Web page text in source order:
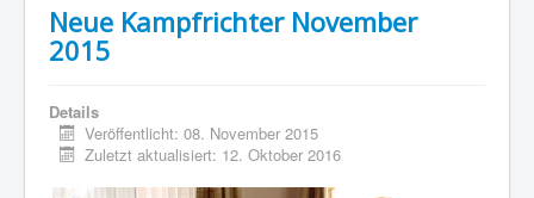
Neue Kampfrichter November
2015
Details
Veröffentlicht: 08. November 2015
Zuletzt aktualisiert: 12. Oktober 2016